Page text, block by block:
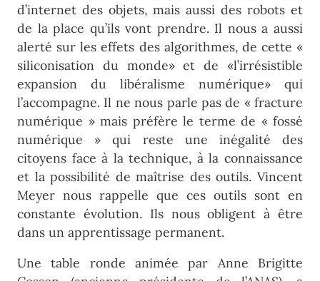
d’internet des objets, mais aussi des robots et
de la place qu’ils vont prendre. Il nous a aussi
alerté sur les effets des algorithmes, de cette «
siliconisation du monde» et de «l’irrésistible
expansion du libéralisme numérique» qui
l’accompagne. Il ne nous parle pas de « fracture
numérique » mais préfère le terme de « fossé
numérique » qui reste une inégalité des
citoyens face à la technique, à la connaissance
et la possibilité de maîtrise des outils. Vincent
Meyer nous rappelle que ces outils sont en
constante évolution. Ils nous obligent à être
dans un apprentissage permanent.
Une table ronde animée par Anne Brigitte